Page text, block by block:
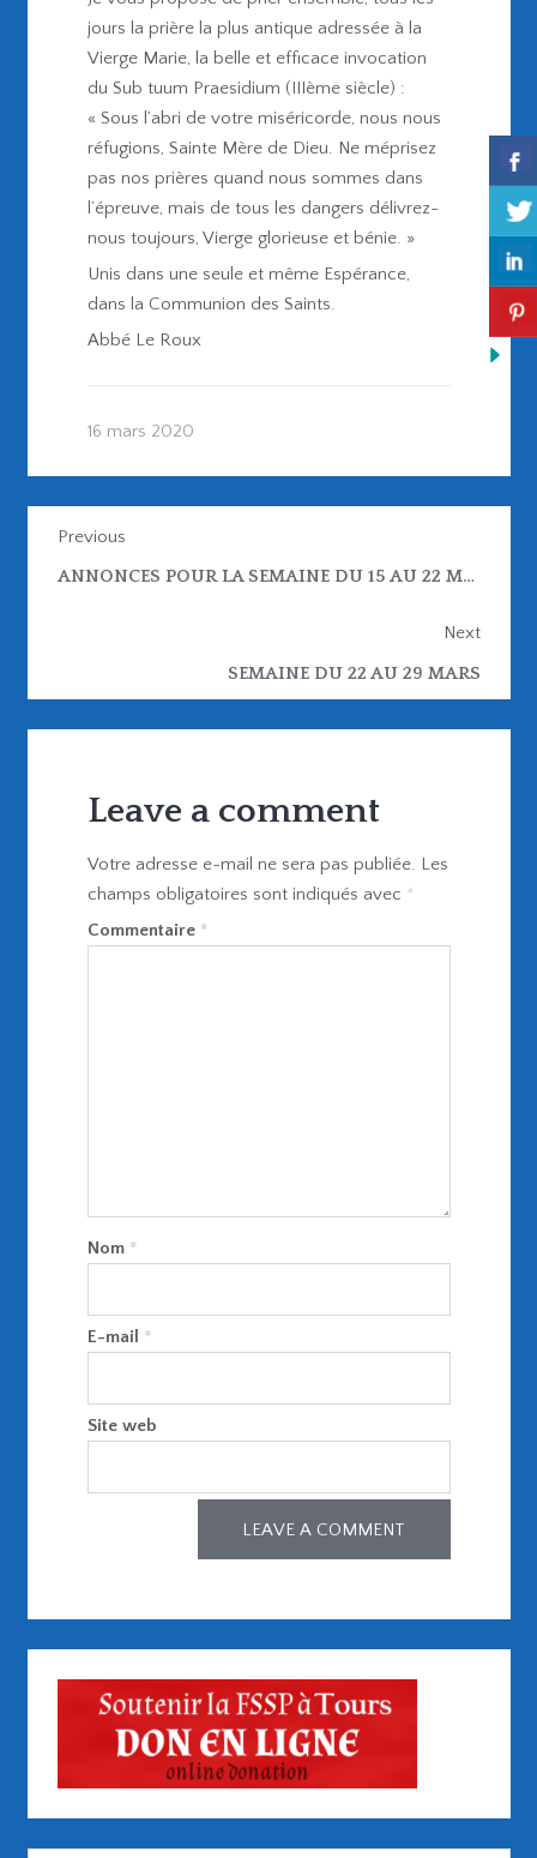
jours la prière la plus antique adressée à la
Vierge Marie, la belle et efficace invocation
du Sub tuum Praesidium (IIIème siècle) :
« Sous l’abri de votre miséricorde, nous nous
réfugions, Sainte Mère de Dieu. Ne méprisez
pas nos prières quand nous sommes dans
l’épreuve, mais de tous les dangers délivrez-
nous toujours, Vierge glorieuse et bénie. »
Unis dans une seule et même Espérance,
dans la Communion des Saints.
Abbé Le Roux
16 mars 2020
Previous
ANNONCES POUR LA SEMAINE DU 15 AU 22 MARS
Next
SEMAINE DU 22 AU 29 MARS
Leave a comment
Votre adresse e-mail ne sera pas publiée. Les
champs obligatoires sont indiqués avec *
Commentaire *
Nom *
E-mail *
Site web